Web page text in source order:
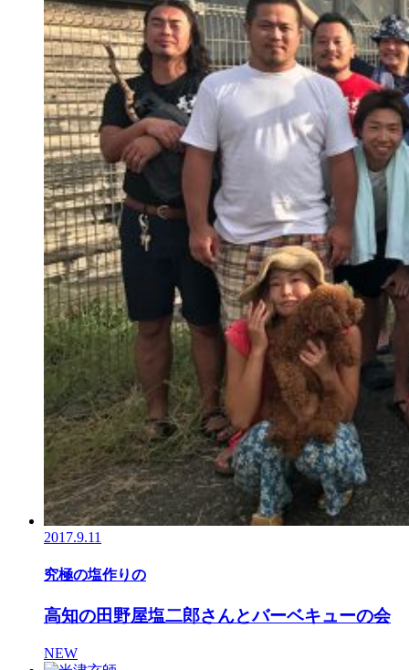
2017.9.11
究極の塩作りの
高知の田野屋塩二郎さんとバーベキューの会
NEW